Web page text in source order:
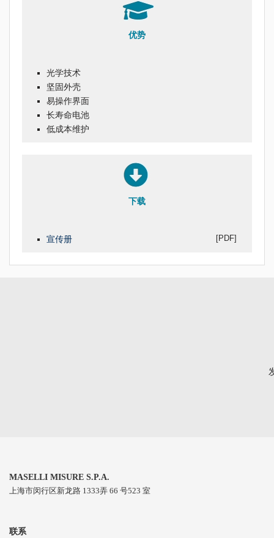
优势
光学技术
坚固外壳
易操作界面
长寿命电池
低成本维护
下载
宣传册 [PDF]
MASELLI MISURE S.P.A.
上海市闵行区新⻰路 1333弄 66 号523 室
联系